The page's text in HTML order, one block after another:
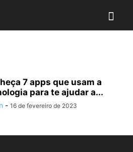
7 apps que usam a
para te ajudar a...
- 16 de fevereiro de 2023